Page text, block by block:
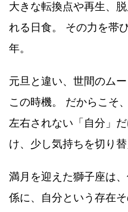
大きな転換点や再生、
れる日食。 その力を帯
年。
元旦と違い、世間のム
この時機。 だからこそ
左右されない「自分」
け、少し気持ちを切り替
満月を迎えた獅子座は
係に、自分という存在